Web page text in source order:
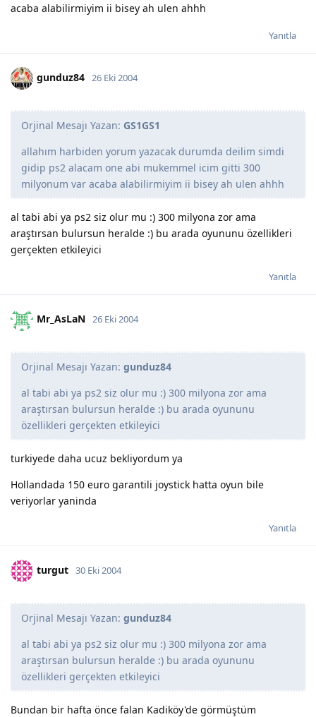
acaba alabilirmiyim ii bisey ah ulen ahhh
Yanıtla
gunduz84 26 Eki 2004
Orjinal Mesajı Yazan: GS1GS1
allahım harbiden yorum yazacak durumda deilim simdi
gidip ps2 alacam one abi mukemmel icim gitti 300
milyonum var acaba alabilirmiyim ii bisey ah ulen ahhh
al tabi abi ya ps2 siz olur mu :) 300 milyona zor ama
araştırsan bulursun heralde :) bu arada oyununu özellikleri
gerçekten etkileyici
Yanıtla
Mr_AsLaN 26 Eki 2004
Orjinal Mesajı Yazan: gunduz84
al tabi abi ya ps2 siz olur mu :) 300 milyona zor ama
araştırsan bulursun heralde :) bu arada oyununu
özellikleri gerçekten etkileyici
turkiyede daha ucuz bekliyordum ya
Hollandada 150 euro garantili joystick hatta oyun bile
veriyorlar yaninda
Yanıtla
turgut 30 Eki 2004
Orjinal Mesajı Yazan: gunduz84
al tabi abi ya ps2 siz olur mu :) 300 milyona zor ama
araştırsan bulursun heralde :) bu arada oyununu
özellikleri gerçekten etkileyici
Bundan bir hafta önce falan Kadiköy'de görmüştüm